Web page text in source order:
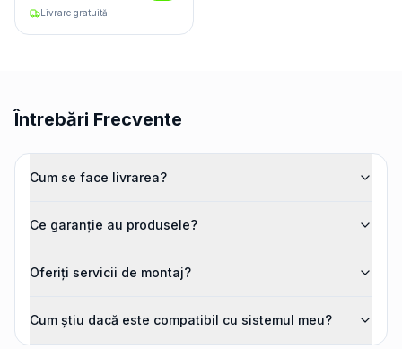
Livrare gratuită
Întrebări Frecvente
Cum se face livrarea?
Ce garanție au produsele?
Oferiți servicii de montaj?
Cum știu dacă este compatibil cu sistemul meu?